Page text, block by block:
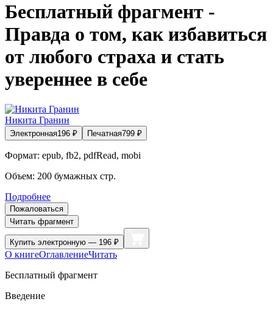
Бесплатный фрагмент -
Правда о том, как избавиться
от любого страха и стать
увереннее в себе
Никита Гранин
Электронная196 ₽ Печатная799 ₽
Формат: epub, fb2, pdfRead, mobi
Объем: 200 бумажных стр.
Подробнее
Пожаловаться
Читать фрагмент
Купить электронную — 196 ₽
О книгеОглавлениеЧитать
Бесплатный фрагмент
Введение